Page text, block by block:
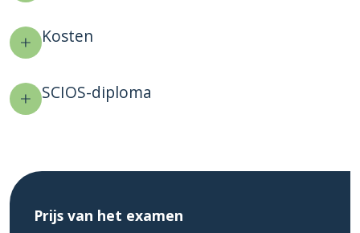
Kosten
SCIOS-diploma
Prijs van het examen